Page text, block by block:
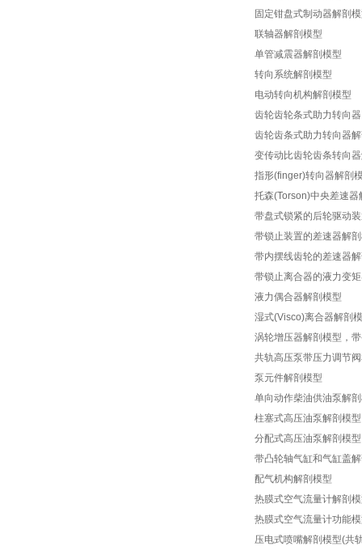
固定钳盘式制动器解剖
联轴器解剖模型
单管减震器解剖模型
转向系统解剖模型
电动转向机构解剖模型
齿轮齿轮条式助力转向
齿轮齿条式助力转向器
变传动比齿轮齿条转向
指形(finger)转向器解剖
托森(Torson)中央差速器
带盘式锁紧的后轮驱动
带锁止装置的差速器解
带内摆线齿轮的差速器
带锁止离合器的液力变
液力偶合器解剖模型
湿式(Visco)离合器解剖
涡轮增压器解剖模型，
共轨高压泵带压力调节
泵元件解剖模型
单向动作柴油供油泵解
柱塞式高压油泵解剖模型
分配式高压油泵解剖模型
带凸轮轴气缸和气缸盖
配气机构解剖模型
热膜式空气流量计解剖
热膜式空气流量计功能
压电式喷嘴解剖模型(共